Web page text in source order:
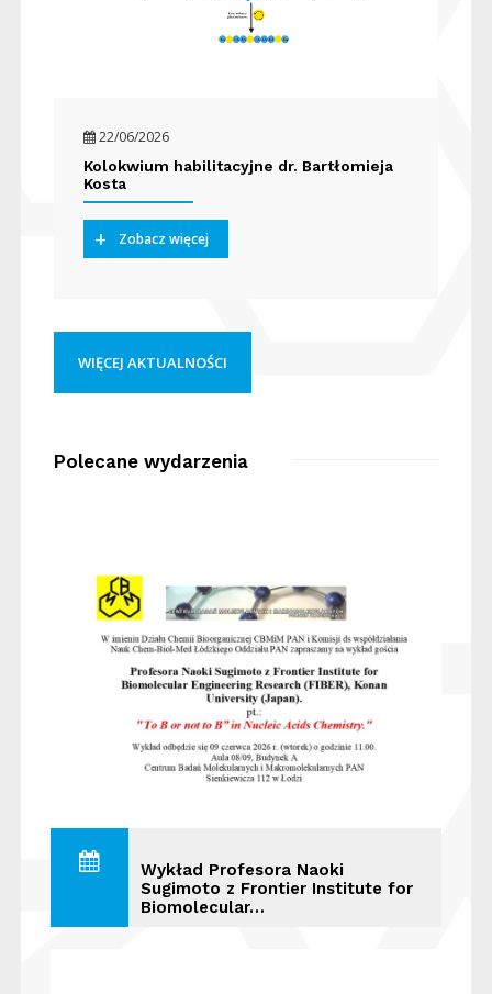
22/06/2026
Kolokwium habilitacyjne dr. Bartłomieja
Kosta
Zobacz więcej
WIĘCEJ AKTUALNOŚCI
Polecane wydarzenia
Wykład Profesora Naoki
Sugimoto z Frontier Institute for
Biomolecular…